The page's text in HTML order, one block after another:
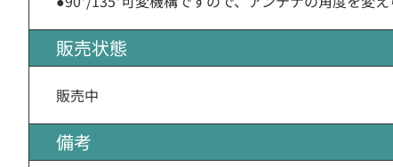
販売状態
販売中
備考